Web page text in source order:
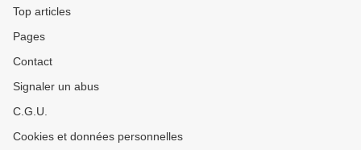
Top articles
Pages
Contact
Signaler un abus
C.G.U.
Cookies et données personnelles